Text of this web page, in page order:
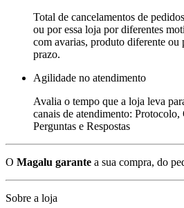
Total de cancelamentos de
ou por essa loja por diferentes
com avarias, produto diferente ou
prazo.
Agilidade no atendimento
Avalia o tempo que a loja leva
canais de atendimento:
Perguntas e Respostas
O Magalu garante a sua compra, do
Sobre a loja